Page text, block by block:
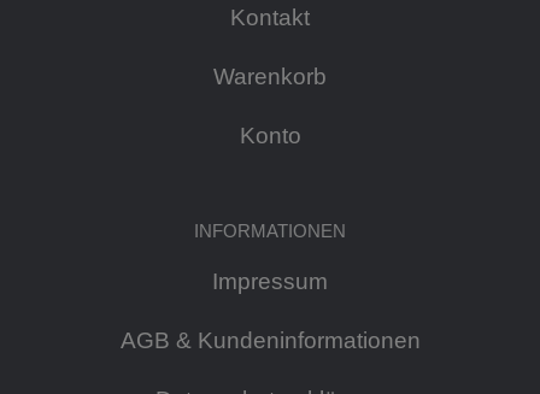
Kontakt
Warenkorb
Konto
INFORMATIONEN
Impressum
AGB & Kundeninformationen